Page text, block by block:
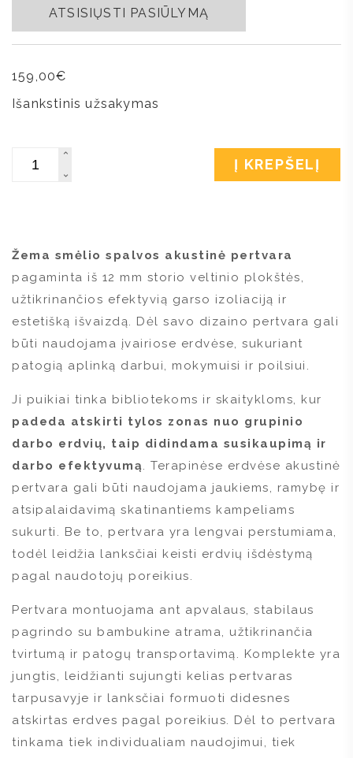
ATSISIŲSTI PASIŪLYMĄ
159,00€
Išankstinis užsakymas
Į KREPŠELĮ
Žema smėlio spalvos akustinė pertvara
pagaminta iš 12 mm storio veltinio plokštės,
užtikrinančios efektyvią garso izoliaciją ir
estetišką išvaizdą. Dėl savo dizaino pertvara gali
būti naudojama įvairiose erdvėse, sukuriant
patogią aplinką darbui, mokymuisi ir poilsiui.
Ji puikiai tinka bibliotekoms ir skaitykloms, kur
padeda atskirti tylos zonas nuo grupinio
darbo erdvių, taip didindama susikaupimą ir
darbo efektyvumą. Terapinėse erdvėse akustinė
pertvara gali būti naudojama jaukiems, ramybę ir
atsipalaidavimą skatinantiems kampeliams
sukurti. Be to, pertvara yra lengvai perstumiama,
todėl leidžia lanksčiai keisti erdvių išdėstymą
pagal naudotojų poreikius.
Pertvara montuojama ant apvalaus, stabilaus
pagrindo su bambukine atrama, užtikrinančia
tvirtumą ir patogų transportavimą. Komplekte yra
jungtis, leidžianti sujungti kelias pertvaras
tarpusavyje ir lanksčiai formuoti didesnes
atskirtas erdves pagal poreikius. Dėl to pertvara
tinkama tiek individualiam naudojimui, tiek